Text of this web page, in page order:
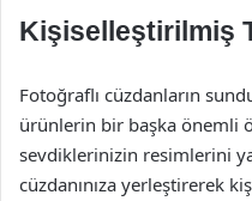
Kişiselleştirilmiş
Fotoğraflı cüzdanların
ürünlerin bir başka önemli
sevdiklerinizin resimlerini ya
cüzdanınıza yerleştirerek